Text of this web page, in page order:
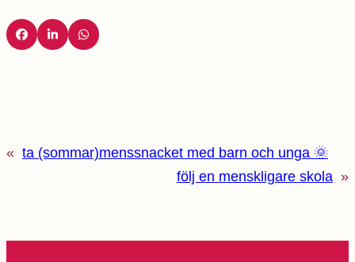
« ta (sommar)menssnacket med barn och unga 🌞
följ en menskligare skola »